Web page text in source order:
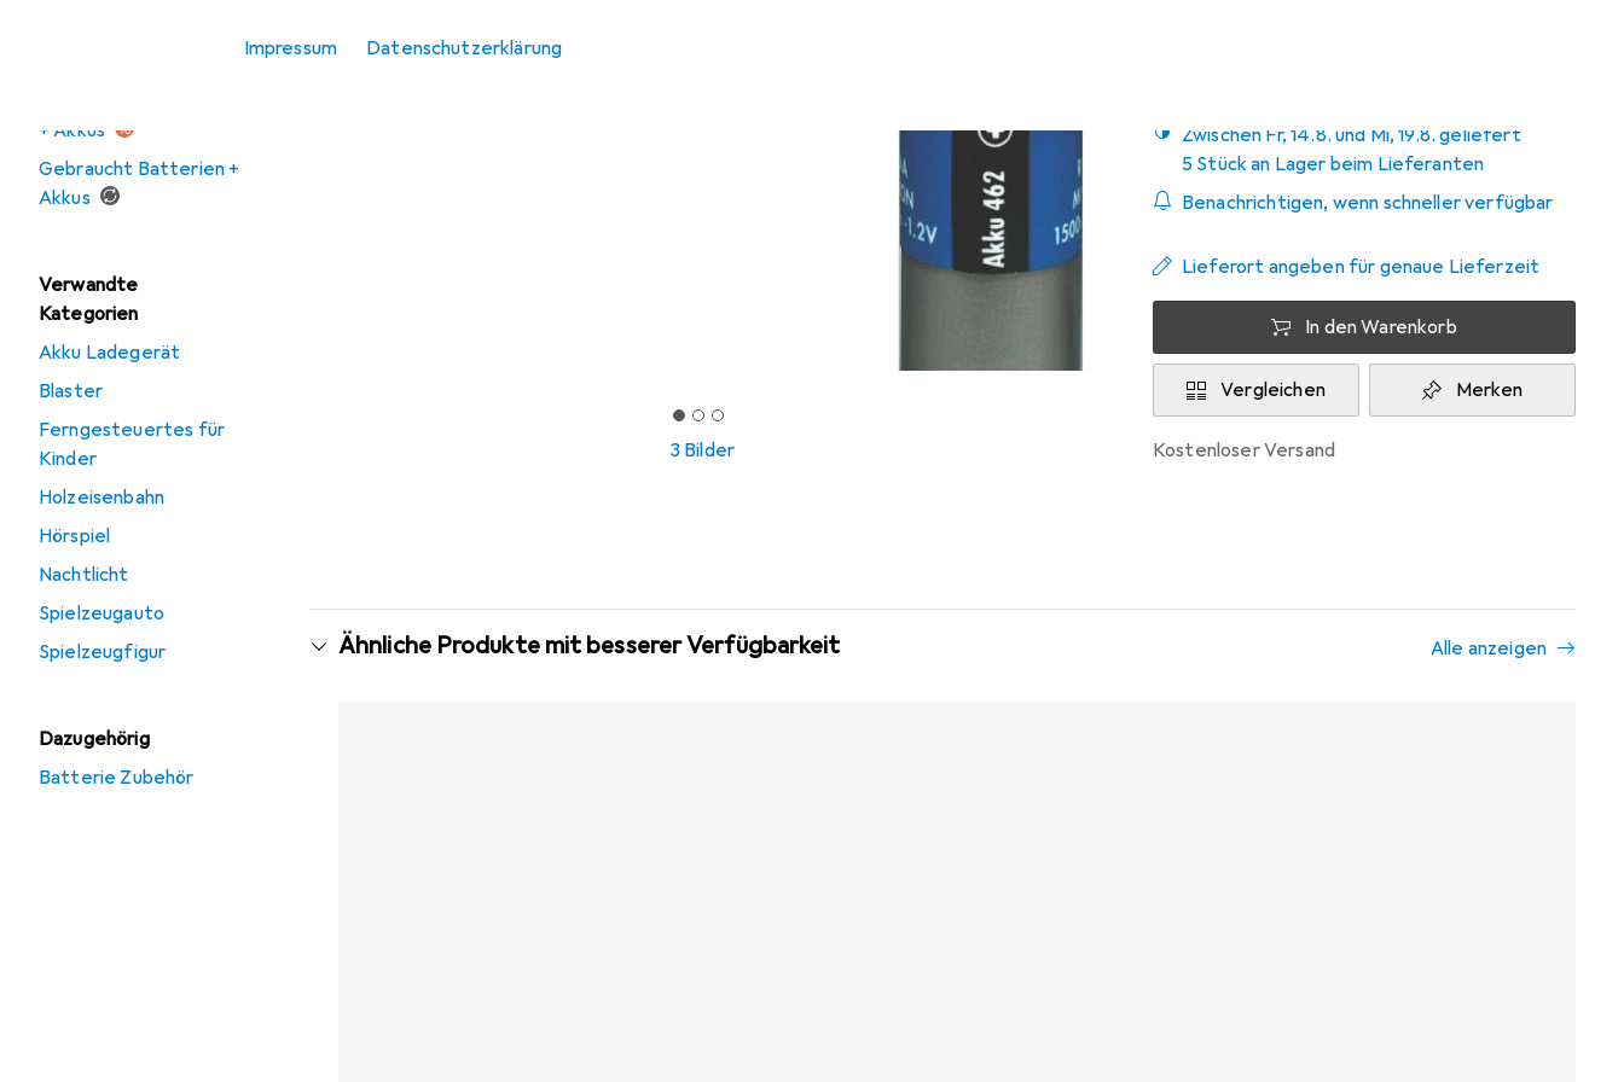
Impressum Datenschutzerklärung
+ Akkus
Gebraucht Batterien +
Akkus
Verwandte
Kategorien
Akku Ladegerät
Blaster
Ferngesteuertes für
Kinder
Holzeisenbahn
Hörspiel
Nachtlicht
Spielzeugauto
Spielzeugfigur
Dazugehörig
Batterie Zubehör
3 Bilder
Zwischen Fr, 14.8. und Mi, 19.8. geliefert
5 Stück an Lager beim Lieferanten
Benachrichtigen, wenn schneller verfügbar
Lieferort angeben für genaue Lieferzeit
In den Warenkorb
Vergleichen Merken
kostenloser Versand
Ähnliche Produkte mit besserer Verfügbarkeit Alle anzeigen